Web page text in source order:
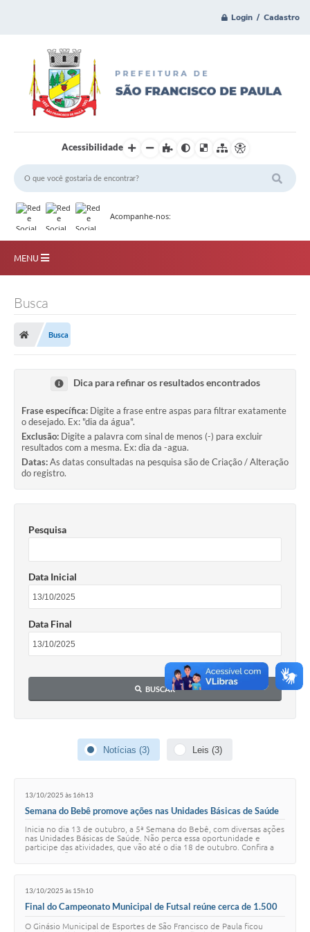
Login / Cadastro
Acessibilidade
Acompanhe-nos:
MENU
Secretarias
A Cidade
Transparência
Coronavírus
Multimídia
Contato
Acesso à Informação
Guia Credenciamento Pregao Online Banrisul
Plano de Saneamento
Devedores de ICMS/IPVA.
Contas Públicas
Casa do Trabalhador
Busca
Busca
Dica para refinar os resultados encontrados
Frase específica: Digite a frase entre aspas para filtrar exatamente
o desejado. Ex: "dia da água".
Exclusão: Digite a palavra com sinal de menos (-) para excluir
resultados com a mesma. Ex: dia da -agua.
Datas:As datas consultadas na pesquisa são de Criação / Alteração
do registro.
Pesquisa
Data Inicial
Data Final
BUSCAR
Notícias (3) Leis (3)
13/10/2025 às 16h13
Semana do Bebê promove ações nas Unidades Básicas de Saúde
Inicia no dia 13 de outubro, a 5ª Semana do Bebê, com diversas ações
nas Unidades Básicas de Saúde. Não perca essa oportunidade e
participe das atividades, que vão até o dia 18 de outubro. Confira a
13/10/2025 às 15h10
Final do Campeonato Municipal de Futsal reúne cerca de 1.500
O Ginásio Municipal de Esportes de São Francisco de Paula ficou